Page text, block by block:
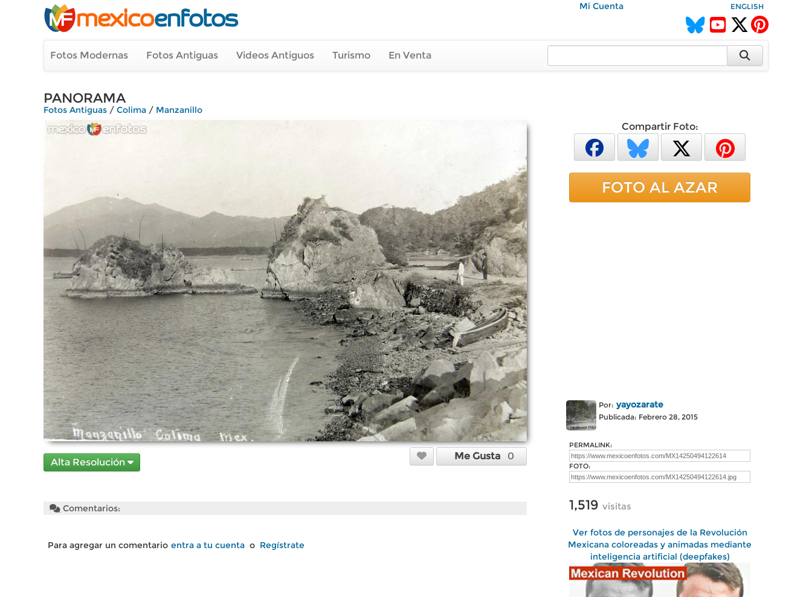
Mi Cuenta ENGLISH
Fotos Modernas Fotos Antiguas Videos Antiguos Turismo En Venta
PANORAMA
Fotos Antiguas / Colima / Manzanillo
Alta Resolución
Me Gusta 0
Comentarios:
Para agregar un comentario entra a tu cuenta o Regístrate
Compartir Foto:
FOTO AL AZAR
Por: yayozarate
Publicada: Febrero 28, 2015
PERMALINK:
FOTO:
1,519 visitas
Ver fotos de personajes de la Revolución
Mexicana coloreadas y animadas mediante
inteligencia artificial (deepfakes)